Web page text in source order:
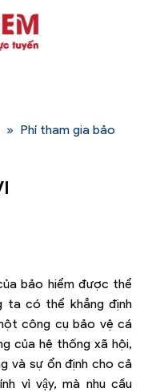
» Phí tham gia bảo
bảo hiểm được thể
ta có thể khẳng định
công cụ bảo vệ cá
của hệ thống xã hội,
và sự ổn định cho cả
vì vậy, mà nhu cầu